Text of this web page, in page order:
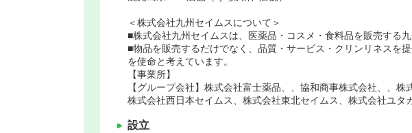
＜株式会社九州セイムスについて＞
■株式会社九州セイムスは、医薬品・コスメ・食料品を販売する
■物品を販売するだけでなく、品質・サービス・クリンリネスを
を使命と考えています。
【事業所】
【グループ会社】株式会社富士薬品、、協和商事株式会社、、株
株式会社西日本セイムス、株式会社東北セイムス、株式会社ユタ
設立